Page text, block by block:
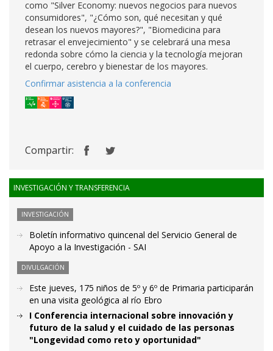
como "Silver Economy: nuevos negocios para nuevos
consumidores", "¿Cómo son, qué necesitan y qué
desean los nuevos mayores?", "Biomedicina para
retrasar el envejecimiento" y se celebrará una mesa
redonda sobre cómo la ciencia y la tecnología mejoran
el cuerpo, cerebro y bienestar de los mayores.
Confirmar asistencia a la conferencia
Compartir:
INVESTIGACIÓN Y TRANSFERENCIA
INVESTIGACIÓN
Boletín informativo quincenal del Servicio General de
Apoyo a la Investigación - SAI
DIVULGACIÓN
Este jueves, 175 niños de 5º y 6º de Primaria participarán
en una visita geológica al río Ebro
I Conferencia internacional sobre innovación y
futuro de la salud y el cuidado de las personas
"Longevidad como reto y oportunidad"